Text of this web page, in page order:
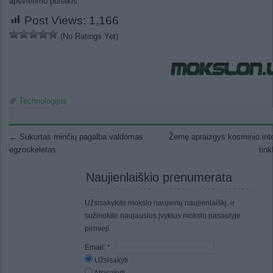
Post Views: 1,166
(No Ratings Yet)
Technologijos
Post navigation
← Sukurtas minčių pagalba valdomas
egzoskeletas
Žemę apraizgys kosminio
Naujienlaiškio prenumerata
Užsisakykite mokslo naujienų naujienlaiškį, ir
sužinokite naujausius įvykius mokslo pasaulyje
pirmieji.
Email: *
Užsisakyti